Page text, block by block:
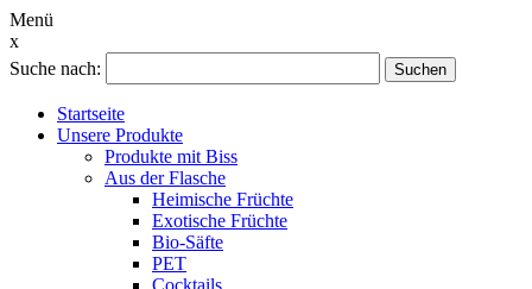
Menü
x
Suche nach:
Suchen
Startseite
Unsere Produkte
Produkte mit Biss
Aus der Flasche
Heimische Früchte
Exotische Früchte
Bio-Säfte
PET
Cocktails